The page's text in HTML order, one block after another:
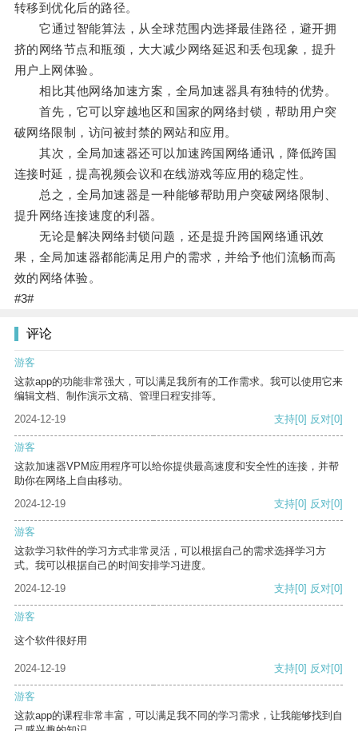
转移到优化后的路径。
它通过智能算法，从全球范围内选择最佳路径，避开拥
挤的网络节点和瓶颈，大大减少网络延迟和丢包现象，提升
用户上网体验。
相比其他网络加速方案，全局加速器具有独特的优势。
首先，它可以穿越地区和国家的网络封锁，帮助用户突
破网络限制，访问被封禁的网站和应用。
其次，全局加速器还可以加速跨国网络通讯，降低跨国
连接时延，提高视频会议和在线游戏等应用的稳定性。
总之，全局加速器是一种能够帮助用户突破网络限制、
提升网络连接速度的利器。
无论是解决网络封锁问题，还是提升跨国网络通讯效
果，全局加速器都能满足用户的需求，并给予他们流畅而高
效的网络体验。
#3#
评论
游客
这款app的功能非常强大，可以满足我所有的工作需求。我可以使用它来
编辑文档、制作演示文稿、管理日程安排等。
2024-12-19
支持[0] 反对[0]
游客
这款加速器VPM应用程序可以给你提供最高速度和安全性的连接，并帮
助你在网络上自由移动。
2024-12-19
支持[0] 反对[0]
游客
这款学习软件的学习方式非常灵活，可以根据自己的需求选择学习方
式。我可以根据自己的时间安排学习进度。
2024-12-19
支持[0] 反对[0]
游客
这个软件很好用
2024-12-19 支持[0] 反对[0]
游客
这款app的课程非常丰富，可以满足我不同的学习需求，让我能够找到自